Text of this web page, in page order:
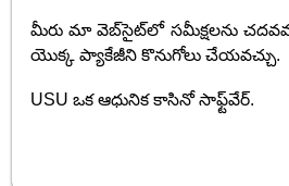
మీరు మా వెబ్‌సైట్‌లో సమీక్షలను
యొక్క ప్యాకేజీని కొనుగోలు చేయవచ్చు.
USU ఒక ఆధునిక కాసినో సాఫ్ట్‌వేర్.